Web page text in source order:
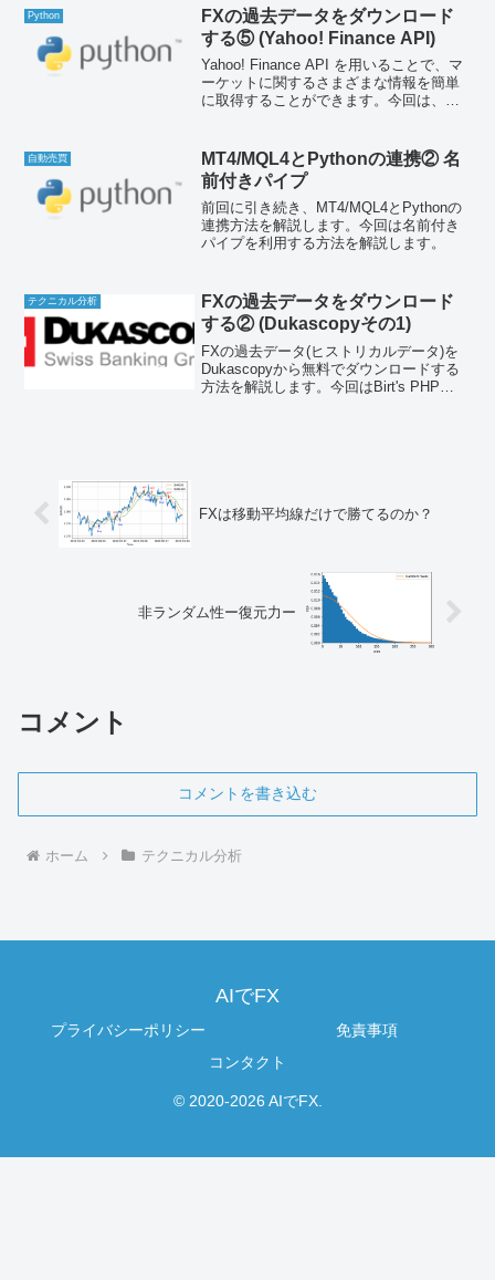
のデータが提供され、(ほぼ)完全...
Python
FXの過去データをダウンロード
する⑤ (Yahoo! Finance API)
Yahoo! Finance API を用いることで、マ
ーケットに関するさまざまな情報を簡単
に取得することができます。今回は、
yfinance は pi...
自動売買
MT4/MQL4とPythonの連携② 名
前付きパイプ
前回に引き続き、MT4/MQL4とPythonの
連携方法を解説します。今回は名前付き
パイプを利用する方法を解説します。
テクニカル分析
FXの過去データをダウンロード
する② (Dukascopyその1)
FXの過去データ(ヒストリカルデータ)を
Dukascopyから無料でダウンロードする
方法を解説します。今回はBirt's PHP
FXは移動平均線だけで勝てるのか？
非ランダム性ー復元力ー
コメント
コメントを書き込む
ホーム テクニカル分析
AIでFX
プライバシーポリシー
免責事項
コンタクト
© 2020-2026 AIでFX.